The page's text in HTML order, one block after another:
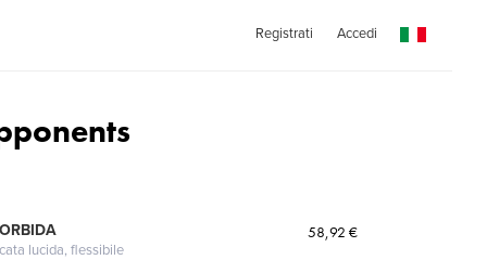
Registrati Accedi
lucida, flessibile
58,92 €